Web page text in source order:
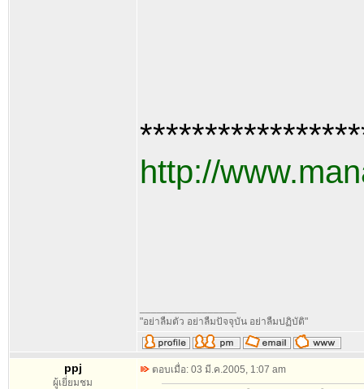
http://
"อย่าลืมตัว อย่าลืมปัจจุบัน อย่าลืมปฏิบัติ"
ppj
ผู้เยี่ยมชม
ตอบเมื่อ: 03 มี.ค.2005, 1:07 am